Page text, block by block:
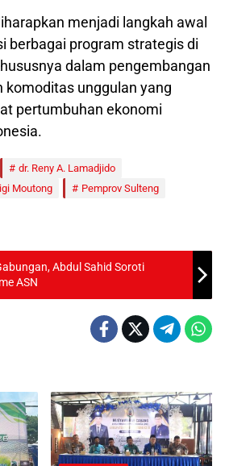
menjadi langkah awal
berbagai program strategis di
dalam pengembangan
komoditas unggulan yang
pertumbuhan ekonomi
dr. Reny A. Lamadjido
Moutong Pemprov Sulteng
Abdul Sahid Soroti
ASN